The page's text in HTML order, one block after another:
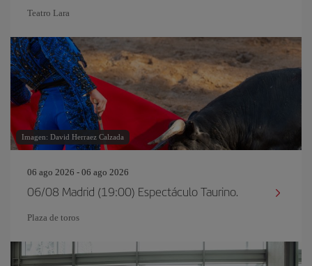
Teatro Lara
Imagen: David Herraez Calzada
06 ago 2026 - 06 ago 2026
06/08 Madrid (19:00) Espectáculo Taurino.
Plaza de toros